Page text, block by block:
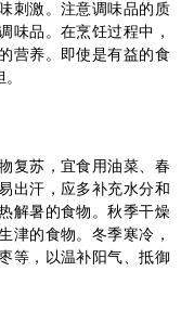
刺激。注意调味品的质
味品。在烹饪过程中，
营养。即使是有益的食
复苏，宜食用油菜、春
出汗，应多补充水分和
解暑的食物。秋季干燥
津的食物。冬季寒冷，
等，以温补阳气、抵御